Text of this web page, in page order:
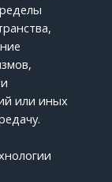
или иных